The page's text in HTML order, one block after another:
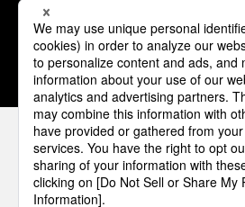
1 2 3 4
パナソニックの電気設備